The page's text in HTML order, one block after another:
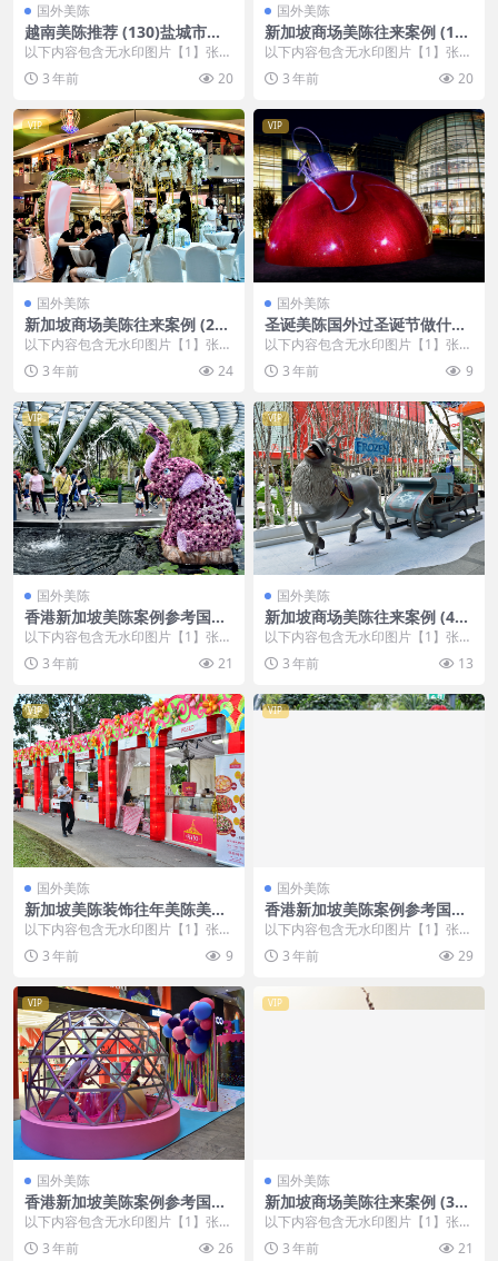
国外美陈
越南美陈推荐 (130)盐城市美
程网
以下内容包含无水印图片【1】张
，开通会员无障碍浏览 开通VIP会
员 3 年前 20
国外美陈
新加坡商场美陈往来案例 (150
7)呼和浩特市美陈公司
以下内容包含无水印图片【1】张
，开通会员无障碍浏览 开通VIP会
员 3 年前 20
VIP
国外美陈
新加坡商场美陈往来案例 (268
9)武汉市美陈设计
以下内容包含无水印图片【1】张
，开通会员无障碍浏览 开通VIP会
员 3 年前 24
VIP
国外美陈
圣诞美陈国外过圣诞节做什么
美陈 (35)沧州市美程制作
以下内容包含无水印图片【1】张
，开通会员无障碍浏览 开通VIP会
员 3 年前 9
VIP
国外美陈
香港新加坡美陈案例参考国外
美陈 (264)新乡市美陈设计
以下内容包含无水印图片【1】张
，开通会员无障碍浏览 开通VIP会
员 3 年前 21
VIP
国外美陈
新加坡商场美陈往来案例 (403
0)襄阳市过道美陈
以下内容包含无水印图片【1】张
，开通会员无障碍浏览 开通VIP会
员 3 年前 13
VIP
国外美陈
新加坡美陈装饰往年美陈美陈
通宝 (39)常德市美陈
以下内容包含无水印图片【1】张
，开通会员无障碍浏览 开通VIP会
员 3 年前 9
VIP
国外美陈
香港新加坡美陈案例参考国外
美陈 (266)郴州市什么叫美陈
设计
以下内容包含无水印图片【1】张
，开通会员无障碍浏览 开通VIP会
员 3 年前 29
VIP
国外美陈
香港新加坡美陈案例参考国外
美陈 (192)咸阳市美陈设计案
例
以下内容包含无水印图片【1】张
，开通会员无障碍浏览 开通VIP会
员 3 年前 26
VIP
国外美陈
新加坡商场美陈往来案例 (381
1)扬州市美陈创意
以下内容包含无水印图片【1】张
，开通会员无障碍浏览 开通VIP会
员 3 年前 21